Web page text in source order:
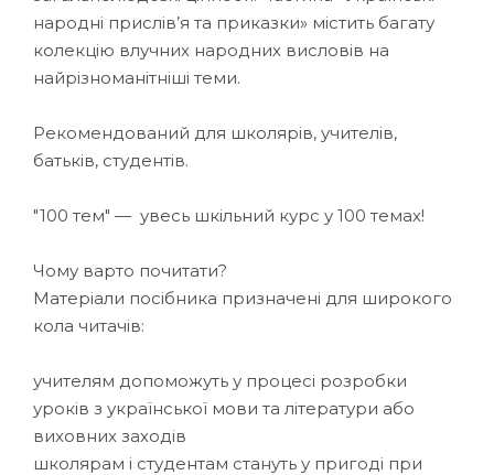
народні прислів’я та приказки» містить багату
колекцію влучних народних висловів на
найрізноманітніші теми.
Рекомендований для школярів, учителів,
батьків, студентів.
"100 тем" — увесь шкільний курс у 100 темах!
Чому варто почитати?
Матеріали посібника призначені для широкого
кола читачів:
учителям допоможуть у процесі розробки
уроків з української мови та літератури або
виховних заходів
школярам і студентам стануть у пригоді при